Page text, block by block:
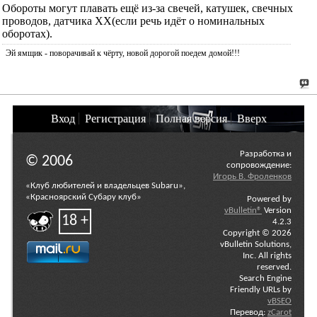
Обороты могут плавать ещё из-за свечей, катушек, свечных
проводов, датчика ХХ(если речь идёт о номинальных
оборотах).
Эй ямщик - поворачивай к чёрту, новой дорогой поедем домой!!!
Вход Регистрация Полная версия Вверх
© 2006
«Клуб любителей и владельцев Subaru»,
«Красноярский Субару клуб»
18 +
Разработка и
сопровождение:
Игорь В. Фроленков
Powered by
vBulletin® Version
4.2.3
Copyright © 2026
vBulletin Solutions,
Inc. All rights
reserved.
Search Engine
Friendly URLs by
vBSEO
Перевод: zCarot